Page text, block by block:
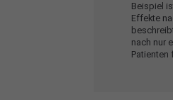
Beispiel
Effekte
nach nur
Patienten